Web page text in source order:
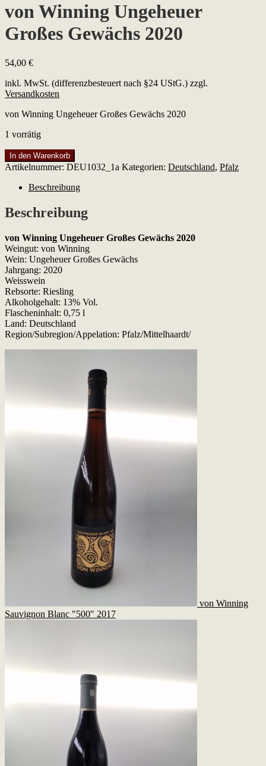
von Winning Ungeheuer
Großes Gewächs 2020
54,00 €
inkl. MwSt. (differenzbesteuert nach §24 UStG.) zzgl.
Versandkosten
von Winning Ungeheuer Großes Gewächs 2020
1 vorrätig
von
Winning
Großes
2020
Menge
In den Warenkorb
Artikelnummer: DEU1032_1a Kategorien: Deutschland, Pfalz
Beschreibung
Beschreibung
von Winning Ungeheuer Großes Gewächs 2020
Weingut: von Winning
Wein: Ungeheuer Großes Gewächs
Jahrgang: 2020
Weisswein
Rebsorte: Riesling
Alkoholgehalt: 13% Vol.
Flascheninhalt: 0,75 l
Land: Deutschland
Region/Subregion/Appelation: Pfalz/Mittelhaardt/
von Winning
Sauvignon Blanc "500" 2017